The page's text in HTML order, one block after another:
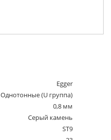
Egger
Однотонные (U группа)
0,8 мм
Серый камень
ST9